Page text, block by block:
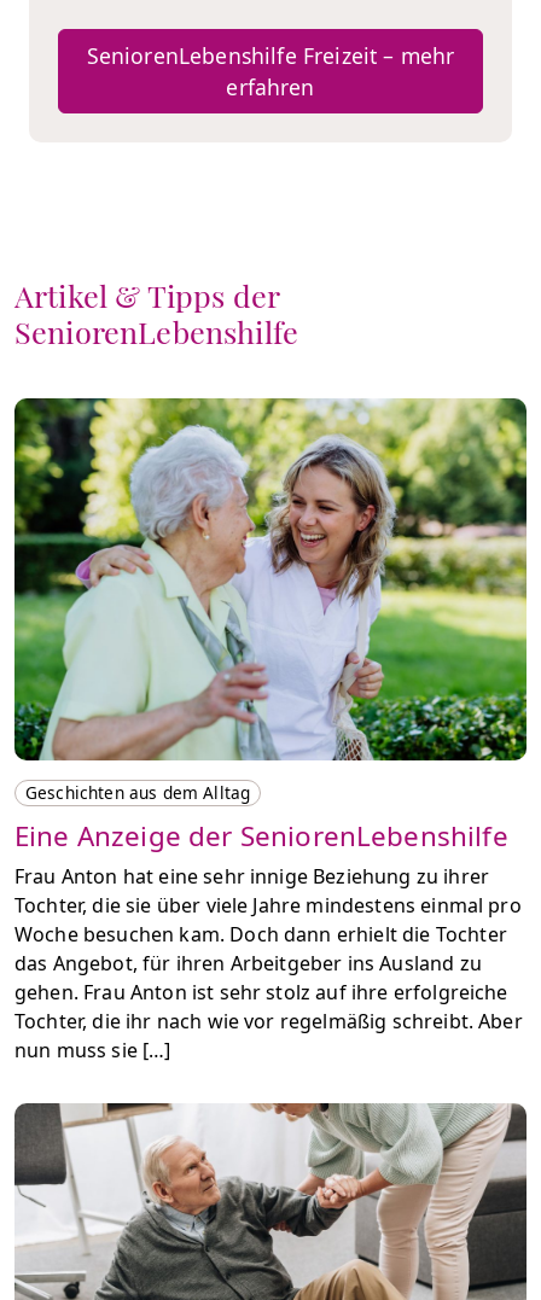
SeniorenLebenshilfe Freizeit – mehr
erfahren
Artikel & Tipps der
SeniorenLebenshilfe
Geschichten aus dem Alltag
Eine Anzeige der SeniorenLebenshilfe
Frau Anton hat eine sehr innige Beziehung zu ihrer
Tochter, die sie über viele Jahre mindestens einmal pro
Woche besuchen kam. Doch dann erhielt die Tochter
das Angebot, für ihren Arbeitgeber ins Ausland zu
gehen. Frau Anton ist sehr stolz auf ihre erfolgreiche
Tochter, die ihr nach wie vor regelmäßig schreibt. Aber
nun muss sie […]